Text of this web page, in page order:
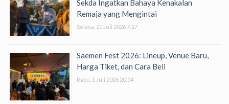
Sekda Ingatkan Bahaya Kenakalan
Remaja yang Mengintai
Selasa, 21 Juli 2026 7:27
Saemen Fest 2026: Lineup, Venue Baru,
Harga Tiket, dan Cara Beli
Rabu, 1 Juli 2026 20:54